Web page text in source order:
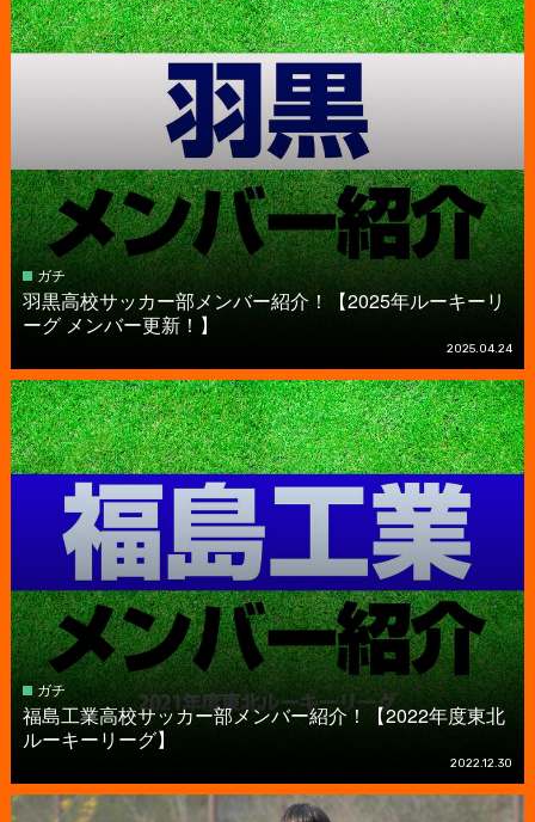
ガチ
羽黒高校サッカー部メンバー紹介！【2025年ルーキーリ
ーグ メンバー更新！】
2025.04.24
ガチ
福島工業高校サッカー部メンバー紹介！【2022年度東北
ルーキーリーグ】
2022.12.30